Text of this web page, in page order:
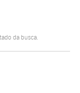
da busca.